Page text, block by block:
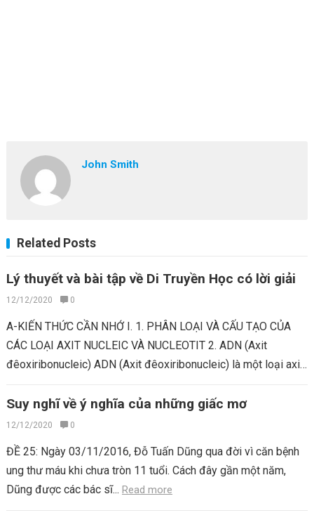
John Smith
Related Posts
Lý thuyết và bài tập về Di Truyền Học có lời giải
12/12/2020 0
A-KIẾN THỨC CẦN NHỚ I. 1. PHÂN LOẠI VÀ CẤU TẠO CỦA
CÁC LOẠI AXIT NUCLEIC VÀ NUCLEOTIT 2. ADN (Axit
đêoxiribonucleic) ADN (Axit đêoxiribonucleic) là một loại axit
Suy nghĩ về ý nghĩa của những giấc mơ
12/12/2020 0
ĐỀ 25: Ngày 03/11/2016, Đỗ Tuấn Dũng qua đời vì căn bệnh
ung thư máu khi chưa tròn 11 tuổi. Cách đây gần một năm,
Dũng được các bác sĩ... Read more